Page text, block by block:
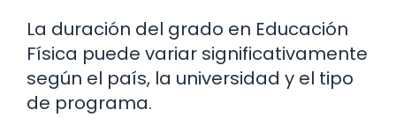
La duración del grado en Educación
Física puede variar significativamente
según el país, la universidad y el tipo
de programa.